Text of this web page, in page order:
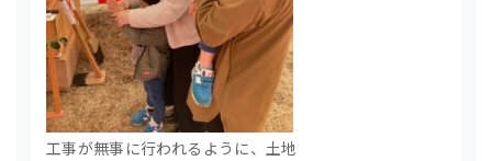
工事が無事に行われるように、土地